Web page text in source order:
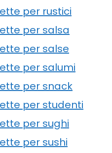
per rustici
per salsa
per salse
per salumi
per snack
per studenti
per sughi
per sushi